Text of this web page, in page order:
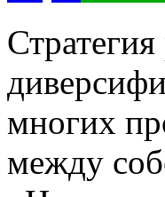
многих
между